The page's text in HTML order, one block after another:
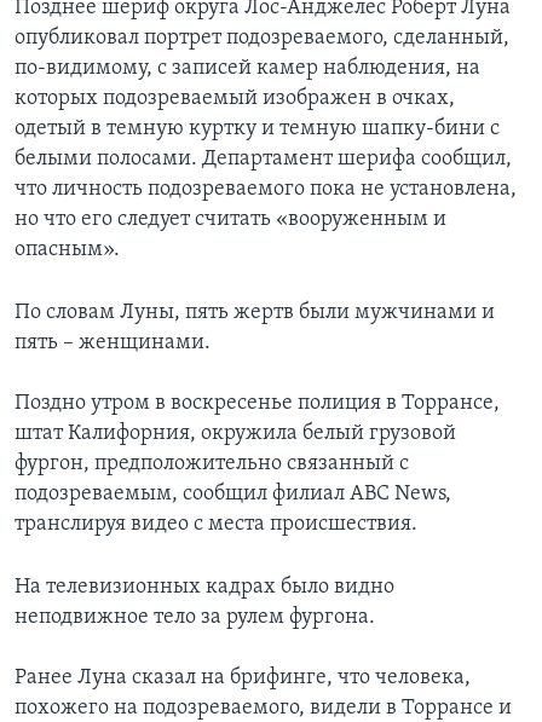
Позднее шериф округа Лос-Анджелес Роберт Луна
опубликовал портрет подозреваемого, сделанный,
по-видимому, с записей камер наблюдения, на
которых подозреваемый изображен в очках,
одетый в темную куртку и темную шапку-бини с
белыми полосами. Департамент шерифа сообщил,
что личность подозреваемого пока не установлена,
но что его следует считать «вооруженным и
опасным».
По словам Луны, пять жертв были мужчинами и
пять – женщинами.
Поздно утром в воскресенье полиция в Торрансе,
штат Калифорния, окружила белый грузовой
фургон, предположительно связанный с
подозреваемым, сообщил филиал ABC News,
транслируя видео с места происшествия.
На телевизионных кадрах было видно
неподвижное тело за рулем фургона.
Ранее Луна сказал на брифинге, что человека,
похожего на подозреваемого, видели в Торрансе и